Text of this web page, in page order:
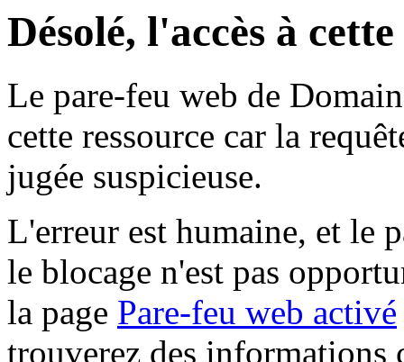
Désolé, l'accès à
Le pare-feu web de
cette ressource car la
jugée suspicieuse.
L'erreur est humaine, et le
le blocage n'est pas
la page Pare-feu web activé
trouverez des informations